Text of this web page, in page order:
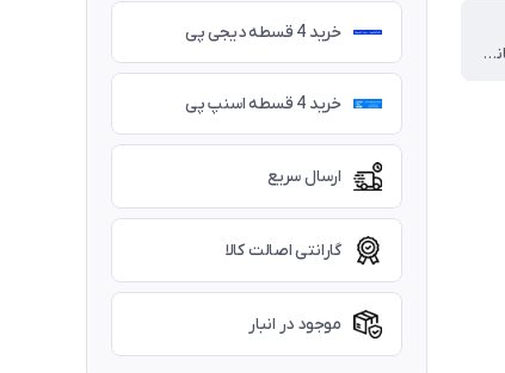
122 * 60 * 88 سانتی متر
خرید 4 قسطه دیجی پی
خرید 4 قسطه اسنپ پی
ارسال سریع
گارانتی اصالت کالا
موجود در انبار